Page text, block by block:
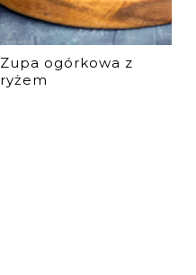
Zupa ogórkowa z
ryżem